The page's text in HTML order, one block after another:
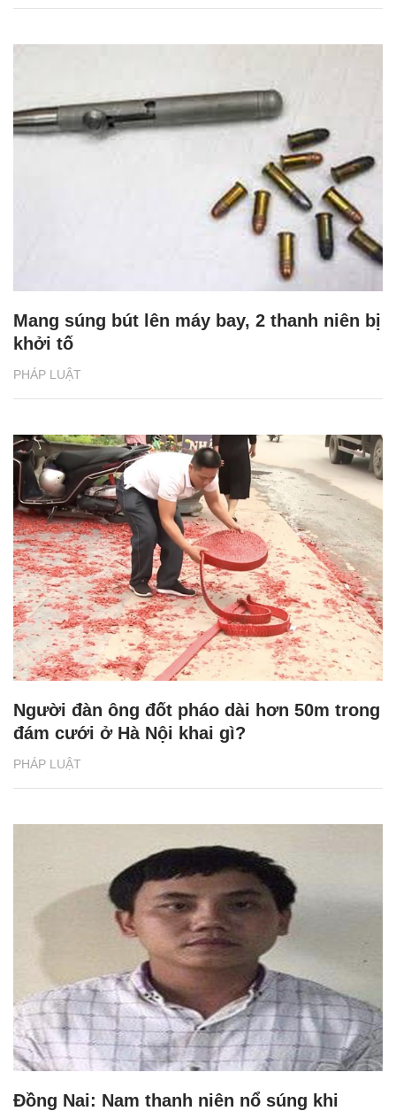
PHÁP LUẬT
Mang súng bút lên máy bay, 2 thanh niên bị
khởi tố
PHÁP LUẬT
Người đàn ông đốt pháo dài hơn 50m trong
đám cưới ở Hà Nội khai gì?
Đồng Nai: Nam thanh niên nổ súng khi